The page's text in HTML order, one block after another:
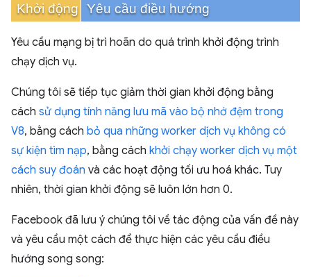
Khởi động phần mềmYêu cầu điều hướng
Yêu cầu mạng bị trì hoãn do quá trình khởi động trình
chạy dịch vụ.
Chúng tôi sẽ tiếp tục giảm thời gian khởi động bằng
cách sử dụng tính năng lưu mã vào bộ nhớ đệm trong
V8, bằng cách bỏ qua những worker dịch vụ không có
sự kiện tìm nạp, bằng cách khởi chạy worker dịch vụ một
cách suy đoán và các hoạt động tối ưu hoá khác. Tuy
nhiên, thời gian khởi động sẽ luôn lớn hơn 0.
Facebook đã lưu ý chúng tôi về tác động của vấn đề này
và yêu cầu một cách để thực hiện các yêu cầu điều
hướng song song: